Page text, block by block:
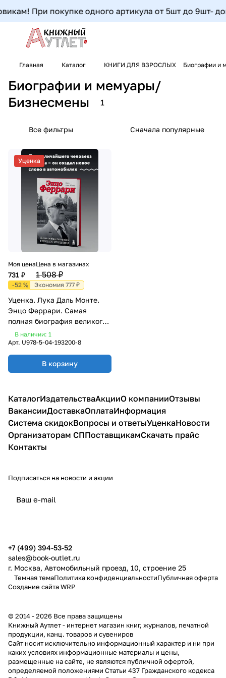
При покупке одного артикула от 5шт до 9шт-
Главная Каталог КНИГИ ДЛЯ ВЗРОСЛЫХ Биографии и
Биографии и мемуары/
Бизнесмены
1
Все фильтры Сначала популярные
Уценка
Моя цена
731 ₽
Цена в магазинах
1 508 ₽
-52 % Экономия 777 ₽
Уценка. Лука Даль Монте.
Энцо Феррари. Самая
полная биография великого
итальянца
В наличии: 1
Арт. U978-5-04-193200-8
В корзину
КаталогИздательстваАкцииО компанииОтзывы
ВакансииДоставкаОплатаИнформация
Система скидокВопросы и ответыУценкаНовости
Организаторам СППоставщикамСкачать прайс
Контакты
Подписаться на новости и акции
+7 (499) 394-53-52
sales@book-outlet.ru
г. Москва, Автомобильный проезд, 10, строение 25
Темная темаПолитика конфиденциальностиПубличная оферта
Создание сайтаWRP
© 2014 - 2026 Все права защищены
Книжный Аутлет - интернет магазин книг, журналов, печатной
продукции, канц. товаров и сувениров
Cайт носит исключительно информационный характер и ни при
каких условиях информационные материалы и цены,
размещенные на сайте, не являются публичной офертой,
определяемой положениями Статьи 437 Гражданского кодекса